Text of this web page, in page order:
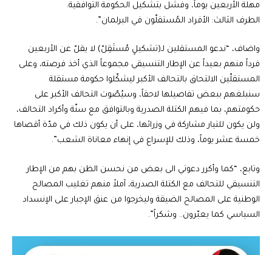
مهلة الأربعين يوماً، وفشل بتشكيل الحكومة التوافقية.
الطرف الثالث: الأفراد المُستقلّون في البرلمان”.
واضاف، “ندعو المستقلين لـ(تشكيلٍ مُستَقِلّ) لا يقلّ عن الأربعين
فرداً منهم بعيداً عن الإطار التنسيقي مجموعاً الذي أخذ فرصته، وعلى
المستقلّين الالتحاق بالتحالف الأكبر ليشكّلوا حكومة مستقلة
سنبلغهم ببعض تفاصيلها لاحقاً، وسيُصّوت التحالف الأكبر على
حكومتهم، بما فيهم الكتلة الصدرية وبالتوافق مع سنّة وأكراد التحالف،
ولن يكون للتيار مشاركة في وزرائها، على أن يكون ذلك في مدّة أقصاها
خمسة عشر يوماً، وذلك للإسراع في إنهاء معاناة الشعب”.
وتابع، “كما وأكرر دعوتي الى بعض من نحسن الظن بهم من الإطار
التنسيقي للتحالف مع الكتلة الصدرية، آملاً منهم تغليب المصالح
الوطنية على المصالح الضيقة وليخرجوا من عنق الإجبار على الإنسداد
السياسي كما يعبّرون.. وشكراً”.